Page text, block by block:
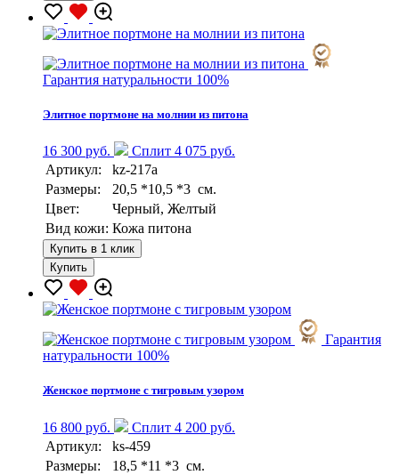
Гарантия натуральности 100%
Элитное портмоне на молнии из питона
16 300 руб.
Сплит 4 075 руб.
Артикул:
kz-217a
Размеры:
20,5 *10,5 *3 см.
Цвет:
Черный, Желтый
Вид кожи: Кожа питона
Купить в 1 клик
Купить
Гарантия
натуральности 100%
Женское портмоне с тигровым узором
16 800 руб.
Сплит 4 200 руб.
Артикул:
ks-459
Размеры:
18,5 *11 *3 см.